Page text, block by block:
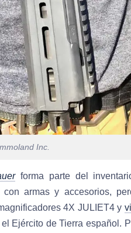
Inc.
forma parte del
con armas y accesorios,
4X JULIET4 y
Ejército de Tierra español.